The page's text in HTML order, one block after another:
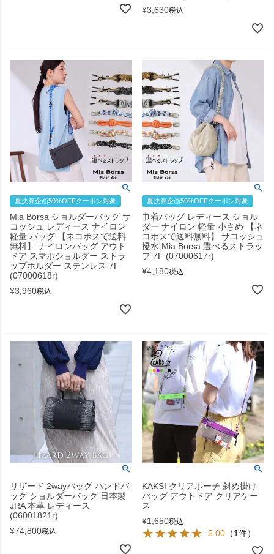
¥3,630税込
夏決算企画50%OFFクーポン対象
Mia Borsa ショルダーバッグ サ
コッシュ レディース ナイロン
軽量 バッグ 【ネコポスで送料
無料】 ナイロンバッグ アウト
ドア スマホショルダー ストラ
ップホルダー ステンレス 7F
(07000618r)
¥3,960税込
夏決算企画50%OFFクーポン対象
巾着バッグ レディース ショル
ダー ナイロン 軽量 小さめ 【ネ
コポスで送料無料】 サコッシュ
撥水 Mia Borsa 選べるストラッ
プ 7F (07000617r)
¥4,180税込
リザード 2wayバッグ ハンドバ
ッグ ショルダーバッグ 日本製
JRA 本革 レディース
(06001821r)
¥74,800税込
KAKSI クリアポーチ 斜め掛け
バッグ アウトドア クリアケー
ス
¥1,650税込
5.00 （1件）